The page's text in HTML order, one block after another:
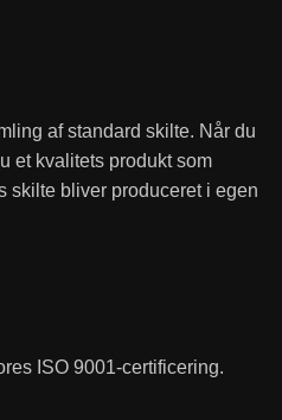
af standard skilte. Når du
et kvalitets produkt som
skilte bliver produceret i egen
ISO 9001-certificering.